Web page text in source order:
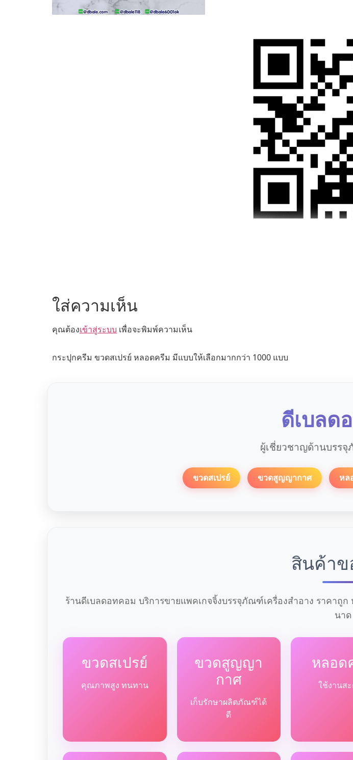
ใส่ความเห็น
คุณต้องเข้าสู่ระบบ เพื่อจะพิมพ์ความเห็น
กระปุกครีม ขวดสเปรย์ หลอดครีม มีแบบให้เลือกมากกว่า 1000 แบบ
ดีเบลด
ผู้เชี่ยวชาญด้านบรร
ขวดสเปรย์ ขวดสูญญากาศ หล
สินค้าข
ร้านดีเบลดอทคอม บริการขายแพคเกจจิ้งบรรจุภัณฑ์เครื่องสำอาง ราคาถู
นาด
ขวดสเปรย์
คุณภาพสูง ทนทาน
ขวดสูญญา
กาศ
เก็บรักษาผลิตภัณฑ์ได้
ดี
หลอด
ใช้งานส